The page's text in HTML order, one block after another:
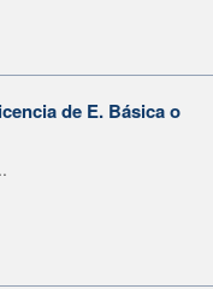
de E. Básica o